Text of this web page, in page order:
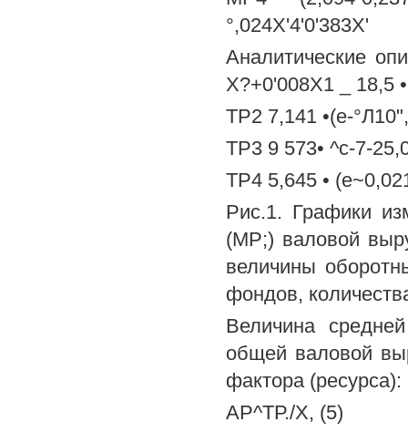
°,024Х'4'0'383Х'
Аналитические
Х?+0'008Х1 _ 18,5
ТР2 7,141 •(е-
ТР3 9 573• ^с-7-
ТР4 5,645 •
Рис.1. Графики
(МР;) валовой
величины
фондов,
Величина
общей валовой
фактора (ресурса):
АР^ТР./Х, (5)